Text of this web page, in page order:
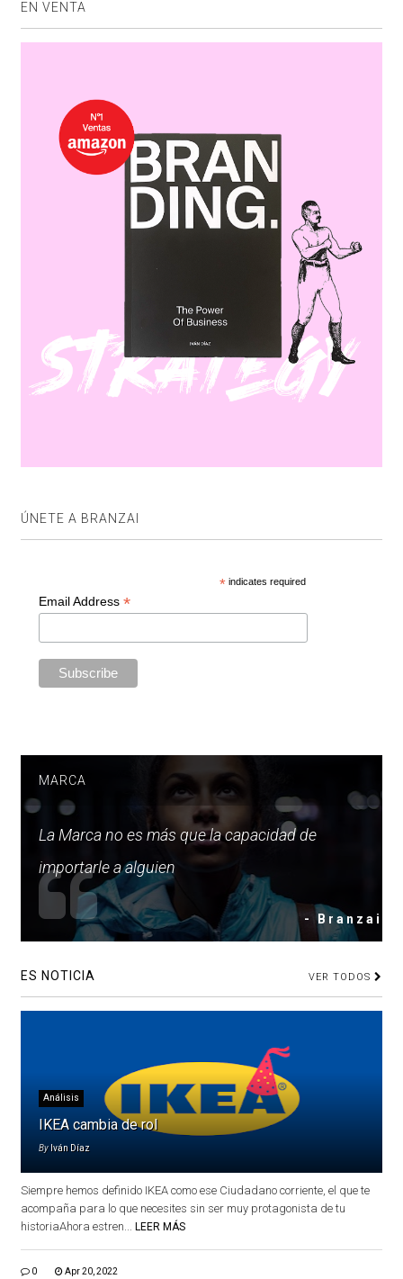
EN VENTA
ÚNETE A BRANZAI
* indicates required
Email Address *
MARCA
La Marca no es más que la capacidad de
importarle a alguien
- Branzai
ES NOTICIA VER TODOS
Análisis
IKEA cambia de rol
By Iván Díaz
Siempre hemos definido IKEA como ese Ciudadano corriente, el que te
acompaña para lo que necesites sin ser muy protagonista de tu
historiaAhora estren...
LEER MÁS
0 Apr 20, 2022